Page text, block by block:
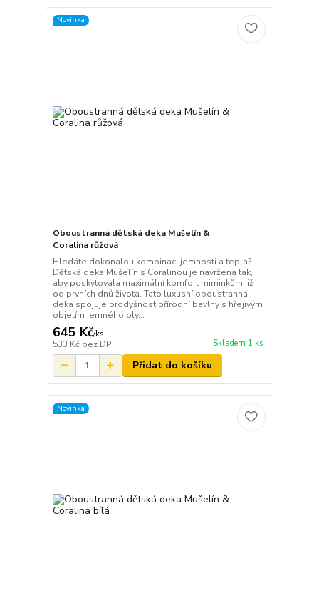
Novinka
Oboustranná dětská deka Mušelín &
Coralina růžová
Hledáte dokonalou kombinaci jemnosti a tepla?
Dětská deka Mušelín s Coralinou je navržena tak,
aby poskytovala maximální komfort miminkům již
od prvních dnů života. Tato luxusní oboustranná
deka spojuje prodyšnost přírodní bavlny s hřejivým
objetím jemného ply...
645 Kč/ks
533 Kč bez DPH Skladem 1 ks
Přidat do košíku
Novinka